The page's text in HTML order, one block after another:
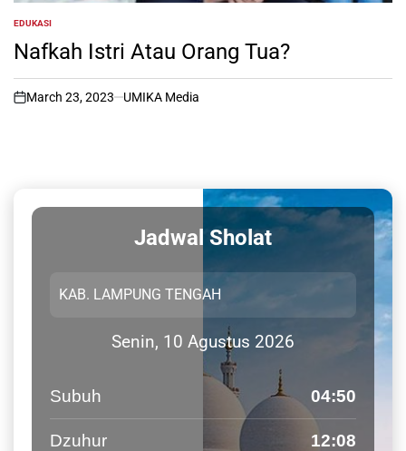
POSTED
IN
EDUKASI
Nafkah Istri Atau Orang Tua?
on
March 23, 2023 UMIKA Media
Jadwal Sholat
Senin, 10 Agustus 2026
Subuh 04:50
Dzuhur 12:08